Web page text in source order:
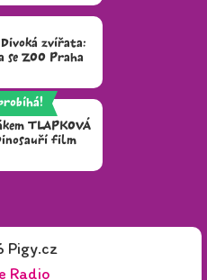
zvířata:
se ZOO Praha
TLAPKOVÁ
film
Pigy.cz
Radio